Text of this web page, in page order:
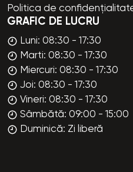
Politica de
GRAFIC DE LUCRU
Luni: 08:30 - 17:30
Marti: 08:30 - 17:30
Miercuri: 08:30 - 17:30
Joi: 08:30 - 17:30
Vineri: 08:30 - 17:30
Sâmbătă: 09:00 - 15:00
Duminică: Zi liberă